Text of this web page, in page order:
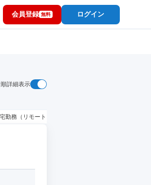
会員登録 無料 ログイン
順詳細表示
勤務（リモートワーク）OK